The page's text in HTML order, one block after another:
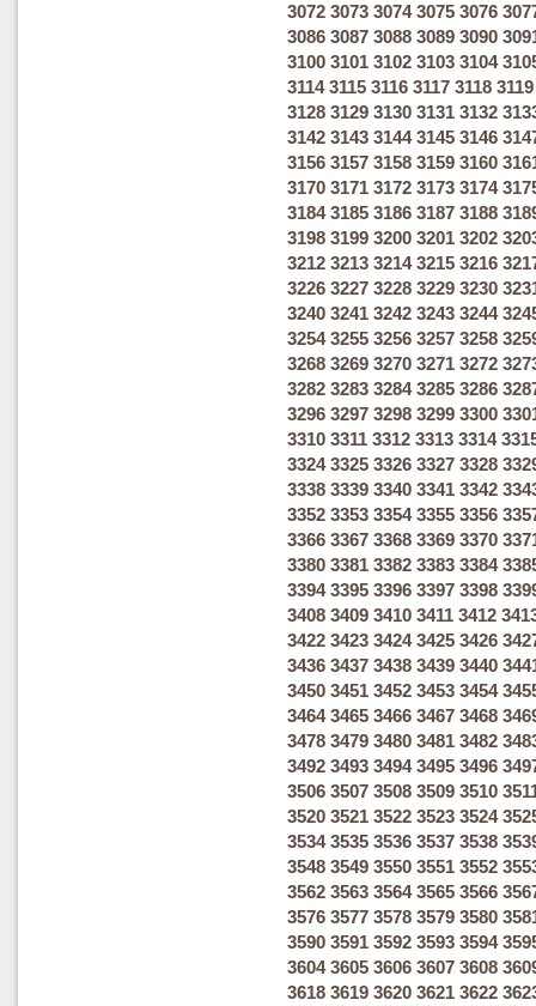
3072 3073 3074 3075 3076
3086 3087 3088 3089 3090
3100 3101 3102 3103 3104
3114 3115 3116 3117 3118 3119
3128 3129 3130 3131 3132
3142 3143 3144 3145 3146
3156 3157 3158 3159 3160
3170 3171 3172 3173 3174
3184 3185 3186 3187 3188
3198 3199 3200 3201 3202
3212 3213 3214 3215 3216
3226 3227 3228 3229 3230
3240 3241 3242 3243 3244
3254 3255 3256 3257 3258
3268 3269 3270 3271 3272
3282 3283 3284 3285 3286
3296 3297 3298 3299 3300
3310 3311 3312 3313 3314
3324 3325 3326 3327 3328
3338 3339 3340 3341 3342
3352 3353 3354 3355 3356
3366 3367 3368 3369 3370
3380 3381 3382 3383 3384
3394 3395 3396 3397 3398
3408 3409 3410 3411 3412
3422 3423 3424 3425 3426
3436 3437 3438 3439 3440
3450 3451 3452 3453 3454
3464 3465 3466 3467 3468
3478 3479 3480 3481 3482
3492 3493 3494 3495 3496
3506 3507 3508 3509 3510
3520 3521 3522 3523 3524
3534 3535 3536 3537 3538
3548 3549 3550 3551 3552
3562 3563 3564 3565 3566
3576 3577 3578 3579 3580
3590 3591 3592 3593 3594
3604 3605 3606 3607 3608
3618 3619 3620 3621 3622